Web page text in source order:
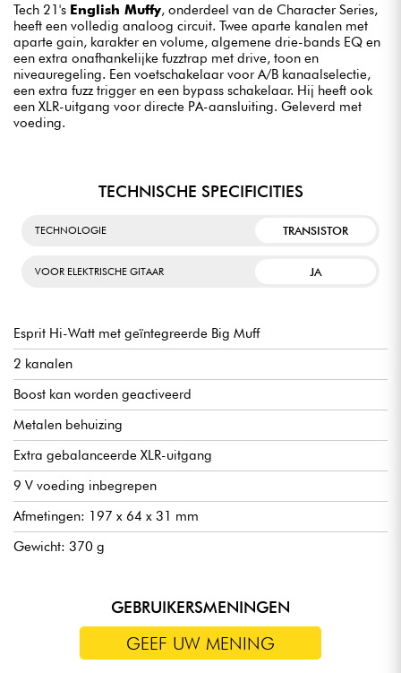
Tech 21's English Muffy, onderdeel van de Character Series,
heeft een volledig analoog circuit. Twee aparte kanalen met
aparte gain, karakter en volume, algemene drie-bands EQ en
een extra onafhankelijke fuzztrap met drive, toon en
niveauregeling. Een voetschakelaar voor A/B kanaalselectie,
een extra fuzz trigger en een bypass schakelaar. Hij heeft ook
een XLR-uitgang voor directe PA-aansluiting. Geleverd met
voeding.
TECHNISCHE SPECIFICITIES
TECHNOLOGIE TRANSISTOR
VOOR ELEKTRISCHE GITAAR JA
Esprit Hi-Watt met geïntegreerde Big Muff
2 kanalen
Boost kan worden geactiveerd
Metalen behuizing
Extra gebalanceerde XLR-uitgang
9 V voeding inbegrepen
Afmetingen: 197 x 64 x 31 mm
Gewicht: 370 g
GEBRUIKERSMENINGEN
GEEF UW MENING